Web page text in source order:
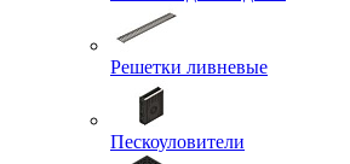
Решетки ливневые
Пескоуловители